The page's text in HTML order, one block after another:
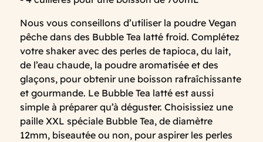
Nous vous conseillons d’utiliser la poudre Vegan
pêche dans des Bubble Tea latté froid. Complétez
votre shaker avec des perles de tapioca, du lait,
de l’eau chaude, la poudre aromatisée et des
glaçons, pour obtenir une boisson rafraîchissante
et gourmande. Le Bubble Tea latté est aussi
simple à préparer qu’à déguster. Choisissiez une
paille XXL spéciale Bubble Tea, de diamètre
12mm, biseautée ou non, pour aspirer les perles